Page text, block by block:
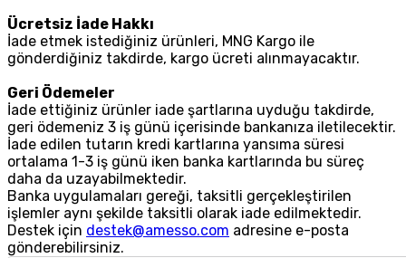
Ücretsiz İade Hakkı
İade etmek istediğiniz ürünleri, MNG Kargo ile
gönderdiğiniz takdirde, kargo ücreti alınmayacaktır.
Geri Ödemeler
İade ettiğiniz ürünler iade şartlarına uyduğu takdirde,
geri ödemeniz 3 iş günü içerisinde bankanıza iletilecektir.
İade edilen tutarın kredi kartlarına yansıma süresi
ortalama 1-3 iş günü iken banka kartlarında bu süreç
daha da uzayabilmektedir.
Banka uygulamaları gereği, taksitli gerçekleştirilen
işlemler aynı şekilde taksitli olarak iade edilmektedir.
Destek için destek@amesso.com adresine e-posta
gönderebilirsiniz.